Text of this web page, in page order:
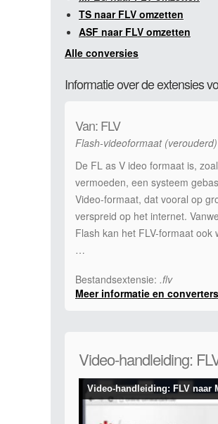
TS naar FLV omzetten
ASF naar FLV omzetten
Alle conversies
Informatie over de extensies
Van: FLV
Flash-videoformaat (verouderd)
De FL as V ideo formaat is,
vermoeden, een systeem
Video-formaat, dat vooral op
verspreid op het internet.
Flash kan het FLV-formaat ook
…
Bestandsextensie: .flv
Meer informatie en
Video-handleiding:
Video-handleiding: FLV naar